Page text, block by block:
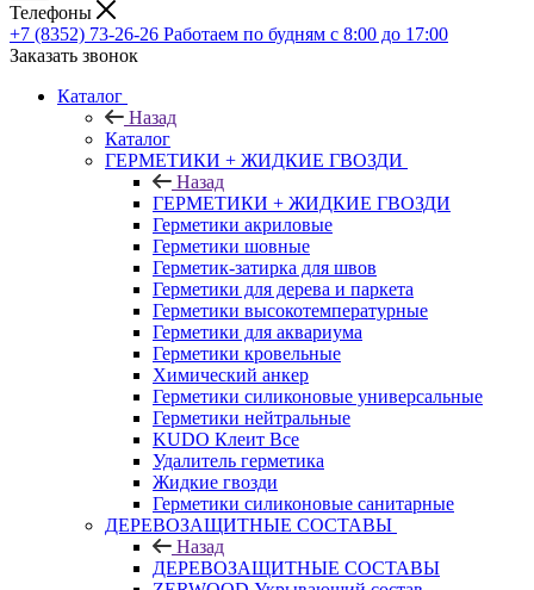
Телефоны
+7 (8352) 73-26-26 Работаем по будням с 8:00 до 17:00
Заказать звонок
Каталог
Назад
Каталог
ГЕРМЕТИКИ + ЖИДКИЕ ГВОЗДИ
Назад
ГЕРМЕТИКИ + ЖИДКИЕ ГВОЗДИ
Герметики акриловые
Герметики шовные
Герметик-затирка для швов
Герметики для дерева и паркета
Герметики высокотемпературные
Герметики для аквариума
Герметики кровельные
Химический анкер
Герметики силиконовые универсальные
Герметики нейтральные
KUDO Клеит Все
Удалитель герметика
Жидкие гвозди
Герметики силиконовые санитарные
ДЕРЕВОЗАЩИТНЫЕ СОСТАВЫ
Назад
ДЕРЕВОЗАЩИТНЫЕ СОСТАВЫ